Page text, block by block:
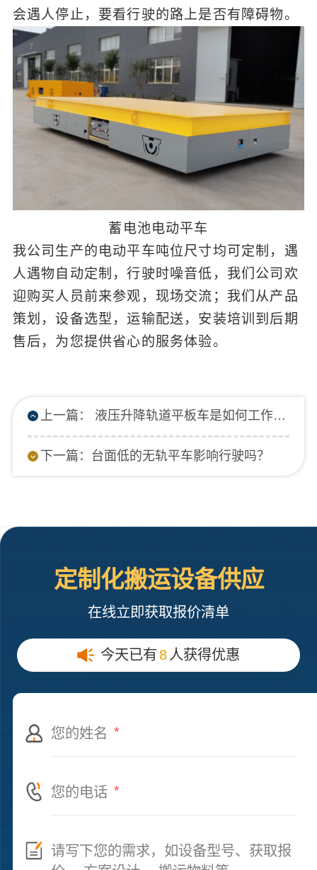
会遇人停止，要看行驶的路上是否有障碍物。
蓄电池电动平车
我公司生产的电动平车吨位尺寸均可定制，遇
人遇物自动定制，行驶时噪音低，我们公司欢
迎购买人员前来参观，现场交流；我们从产品
策划，设备选型，运输配送，安装培训到后期
售后，为您提供省心的服务体验。
上一篇： 液压升降轨道平板车是如何工作的？
下一篇：台面低的无轨平车影响行驶吗？
定制化搬运设备供应
在线立即获取报价清单
今天已有 8 人获得优惠
*
*